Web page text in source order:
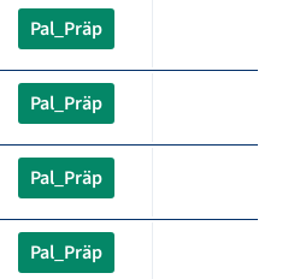
Pal_Präp
Pal_Präp
Pal_Präp
Pal_Präp